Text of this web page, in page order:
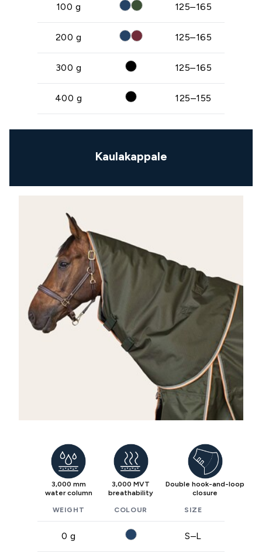
100 g 125–165
200 g 125–165
300 g 125–165
400 g 125–155
Kaulakappale
3,000 mm
water column
3,000 MVT
breathability
Double hook-and-loop
closure
WEIGHT COLOUR SIZE
0 g S–L